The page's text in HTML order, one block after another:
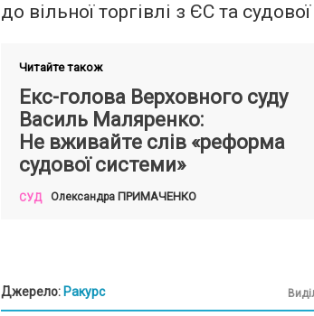
до вільної торгівлі з ЄС та
Читайте також
Екс-голова Верховного суду
Василь Маляренко:
Не вживайте слів «реформа
судової системи»
СУД Олександра ПРИМАЧЕНКО
Джерело: Ракурс